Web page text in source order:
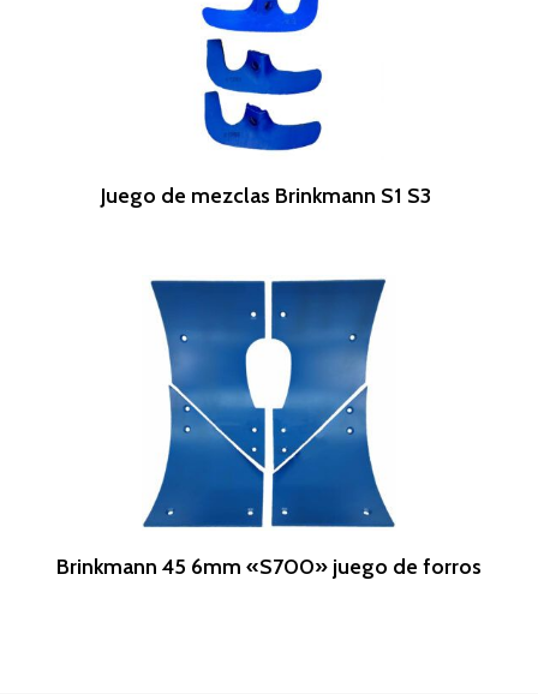
Leer Más
Juego de mezclas Brinkmann S1 S3
Leer Más
Brinkmann 45 6mm «S700» juego de forros